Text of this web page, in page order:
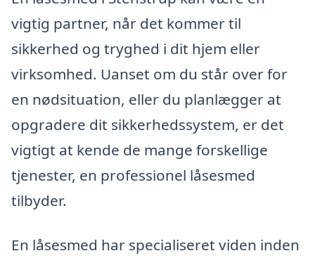
vigtig partner, når det kommer til
sikkerhed og tryghed i dit hjem eller
virksomhed. Uanset om du står over for
en nødsituation, eller du planlægger at
opgradere dit sikkerhedssystem, er det
vigtigt at kende de mange forskellige
tjenester, en professionel låsesmed
tilbyder.
En låsesmed har specialiseret viden inden